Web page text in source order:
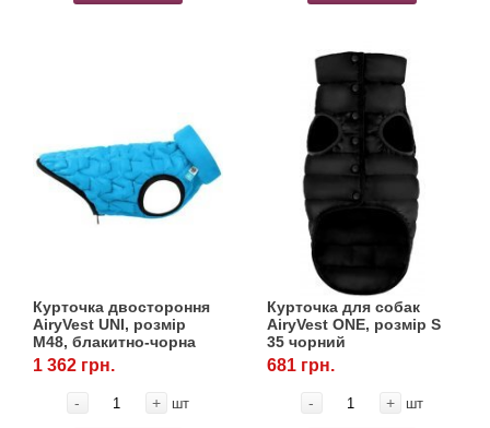
Курточка двостороння
AiryVest UNI, розмір
М48, блакитно-чорна
1 362 грн.
- + шт
Курточка для собак
AiryVest ONE, розмір S
35 чорний
681 грн.
- + шт